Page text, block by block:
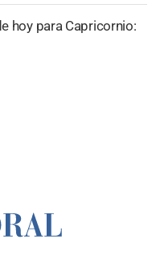
hoy para Capricornio: